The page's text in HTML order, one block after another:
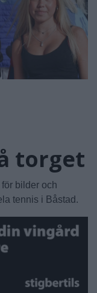
torget
bilder och
tennis i Båstad.